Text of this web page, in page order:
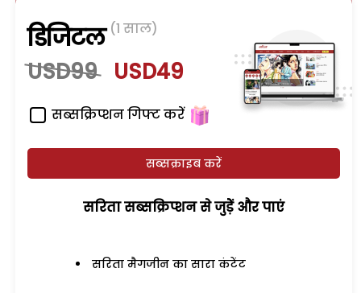
डिजिटल (1 साल)
USD99 USD49
सब्सक्रिप्शन गिफ्ट करें
सब्सक्राइब करें
सरिता सब्सक्रिप्शन से जुड़ेें और पाएं
सरिता मैगजीन का सारा कंटेंट